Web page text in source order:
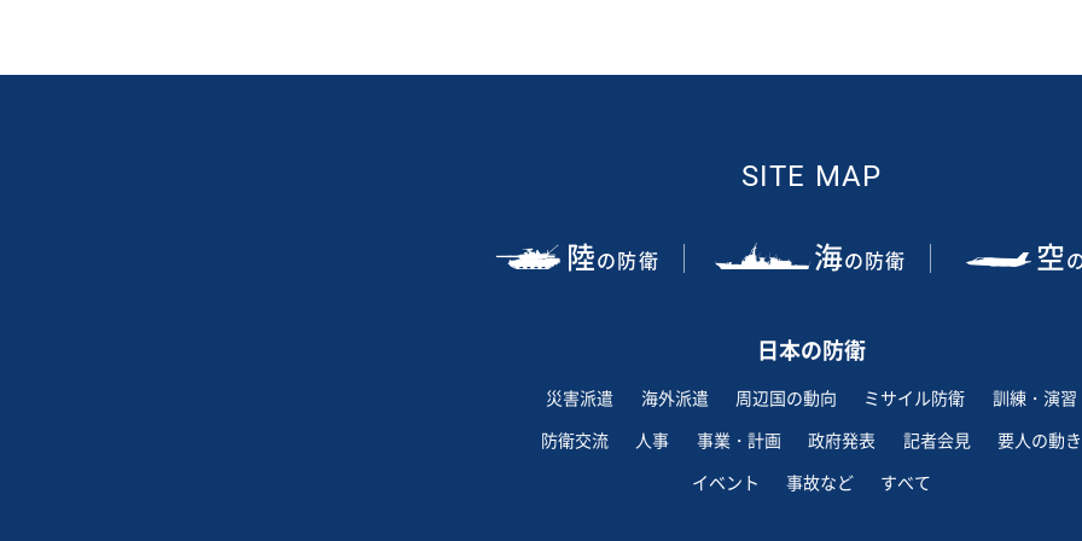
SITE MAP
陸の防衛 海の防衛 空
日本の防衛
災害派遣 海外派遣 周辺国の動向 ミサイル防衛
訓練・演習
防衛交流
人事 事業・計画 政府発表 記者会見
要人の動き
イベント
事故など すべて